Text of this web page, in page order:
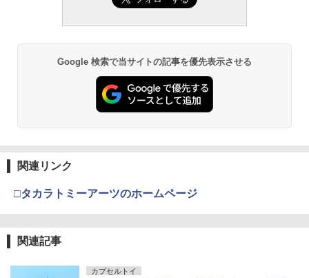
Google 検索で当サイトの記事を優先表示させる
関連リンク
□タカラトミーアーツのホームページ
関連記事
カプセルトイ